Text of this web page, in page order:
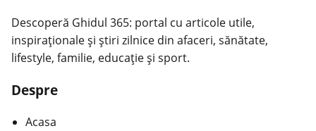
Descoperă Ghidul 365: portal cu articole utile,
inspiraționale și știri zilnice din afaceri, sănătate,
lifestyle, familie, educație și sport.
Despre
Acasa